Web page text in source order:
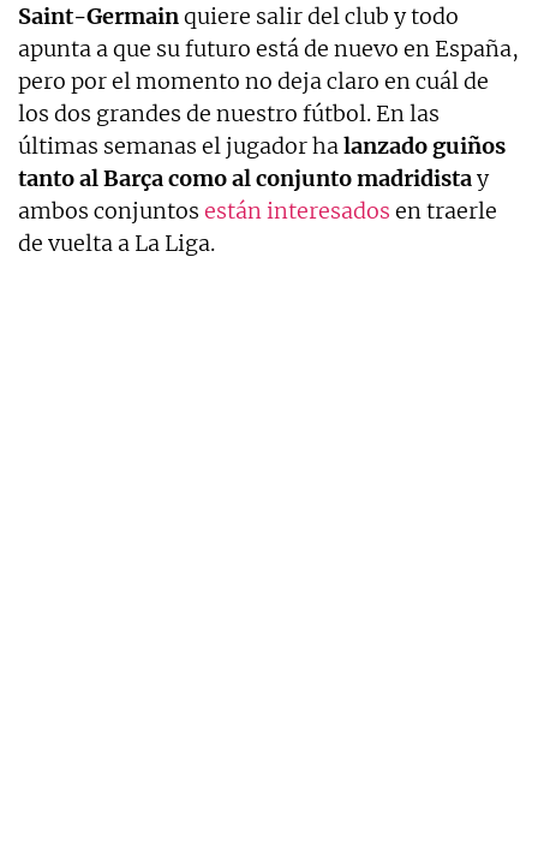
Saint-Germainquiere salir del club y todo
apunta a que su futuro está de nuevo en España,
pero por el momento no deja claro en cuál de
los dos grandes de nuestro fútbol. En las
últimas semanas el jugador halanzado guiños
tanto al Barça como al conjunto madridistay
ambos conjuntos están interesados en traerle
de vuelta a La Liga.